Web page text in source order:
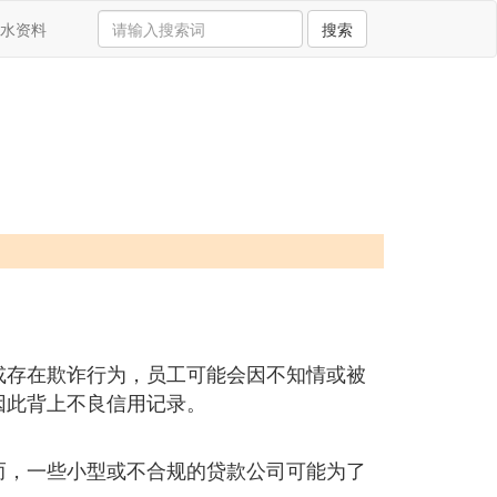
资料 搜索
在欺诈行为，员工可能会因不知情或被
背上不良信用记录。
一些小型或不合规的贷款公司可能为了